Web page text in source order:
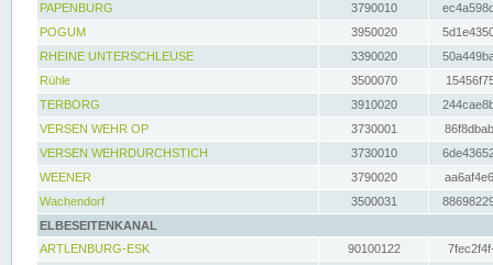
PAPENBURG
3790010
POGUM
3950020
RHEINE UNTERSCHLEUSE
3390020
Rühle
3500070
TERBORG
3910020
VERSEN WEHR OP
3730001
VERSEN WEHRDURCHSTICH
3730010
WEENER
3790020
Wachendorf
3500031
ELBESEITENKANAL
ARTLENBURG-ESK
90100122